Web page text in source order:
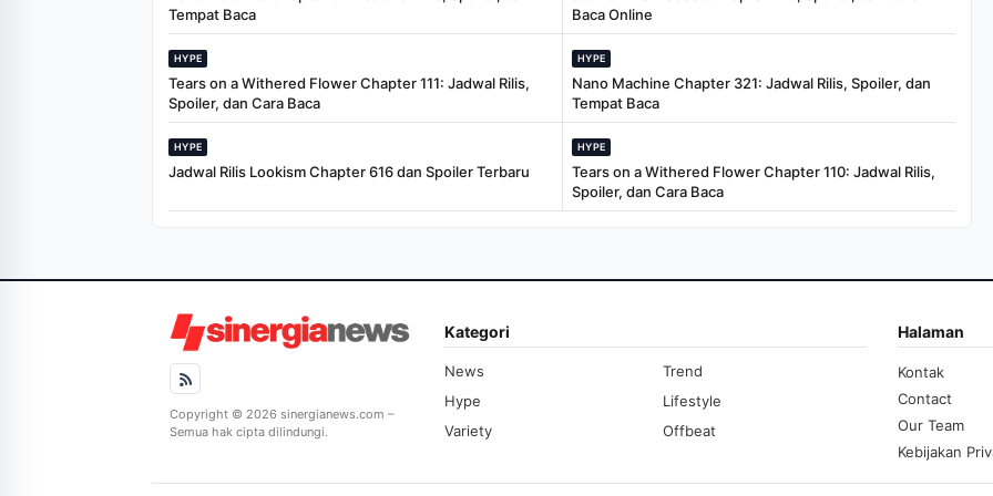
Tempat Baca
Baca Online
HYPE
Tears on a Withered Flower Chapter 111: Jadwal Rilis,
Spoiler, dan Cara Baca
HYPE
Nano Machine Chapter 321: Jadwal Rilis, Spoiler, dan
Tempat Baca
HYPE
Jadwal Rilis Lookism Chapter 616 dan Spoiler Terbaru
HYPE
Tears on a Withered Flower Chapter 110: Jadwal Rilis,
Spoiler, dan Cara Baca
Copyright © 2026 sinergianews.com –
Semua hak cipta dilindungi.
Kategori
News
Trend
Hype
Lifestyle
Variety
Offbeat
Halaman
Kontak
Contact
Our Team
Kebijakan